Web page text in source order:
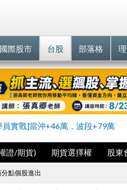
國際股市 台股 部落格
員實戰]當沖+46萬，波段+79萬
證/期貨) 期貨選擇權 股東
點個股進出